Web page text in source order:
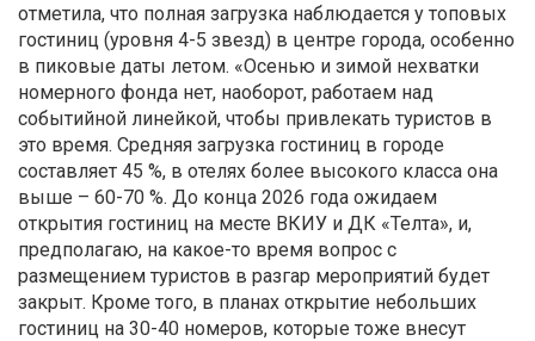
отметила, что полная загрузка наблюдается у топовых
гостиниц (уровня 4-5 звезд) в центре города, особенно
в пиковые даты летом. «Осенью и зимой нехватки
номерного фонда нет, наоборот, работаем над
событийной линейкой, чтобы привлекать туристов в
это время. Средняя загрузка гостиниц в городе
составляет 45 %, в отелях более высокого класса она
выше – 60-70 %. До конца 2026 года ожидаем
открытия гостиниц на месте ВКИУ и ДК «Телта», и,
предполагаю, на какое-то время вопрос с
размещением туристов в разгар мероприятий будет
закрыт. Кроме того, в планах открытие небольших
гостиниц на 30-40 номеров, которые тоже внесут